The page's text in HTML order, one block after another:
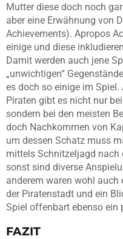
Mutter diese doch noch
aber eine Erwähnung von
Achievements). Apropos
einige und diese
Damit werden auch jene
„unwichtigen“
es doch so einige im
Piraten gibt es nicht nur
sondern bei den meisten
doch Nachkommen von
um dessen Schatz muss
mittels Schnitzeljagd nach
sonst sind diverse
anderem waren wohl auch
der Piratenstadt und ein
Spiel offenbart ebenso ein
FAZIT